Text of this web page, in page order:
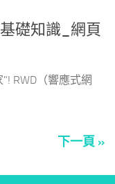
礎知識_網頁
RWD（響應式網
下一頁 »